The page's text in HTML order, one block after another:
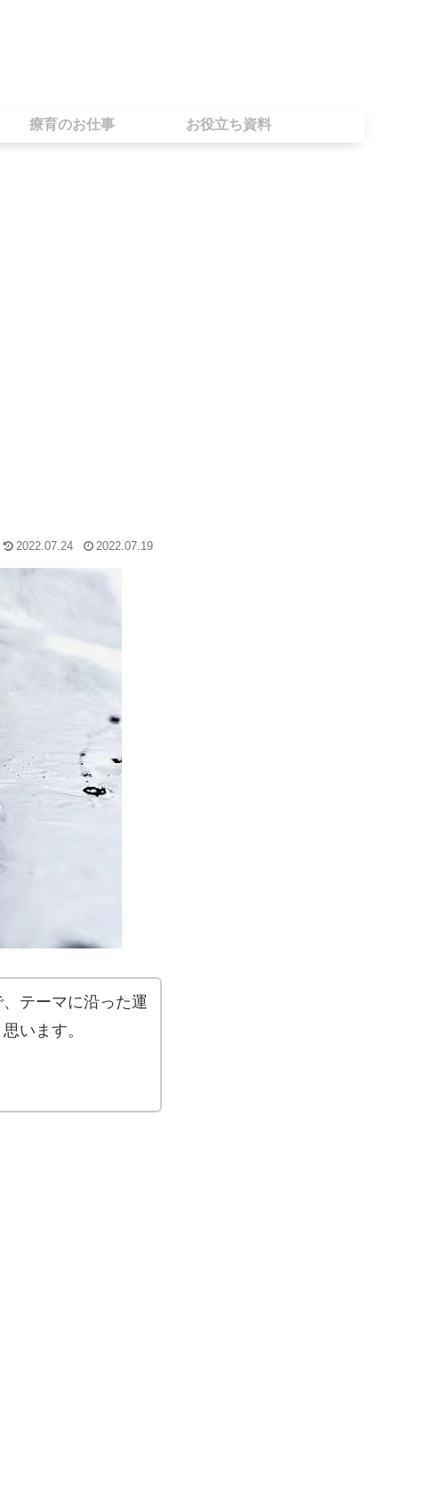
療育のお仕事 お役立ち資料
2022.07.24 2022.07.19
テーマに沿った運
います。